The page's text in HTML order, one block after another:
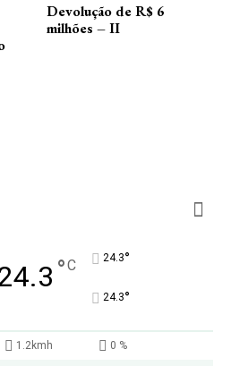
Devolução de R$ 6
milhões – II
°C 24.3°
24.3°
1.2kmh 0 %